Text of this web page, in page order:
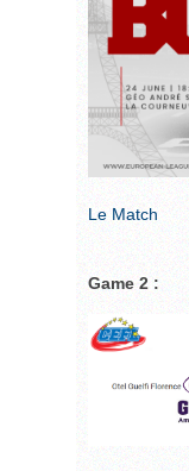
Le Match
Game 2 :